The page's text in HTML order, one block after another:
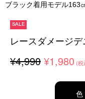
ブラック着用モデル
SALE
レースダメージ
¥4,990 ¥1,980 (税
色